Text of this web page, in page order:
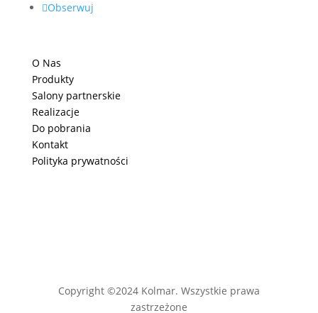
Obserwuj
O Nas
Produkty
Salony partnerskie
Realizacje
Do pobrania
Kontakt
Polityka prywatności
Copyright ©2024 Kolmar. Wszystkie prawa
zastrzeżone